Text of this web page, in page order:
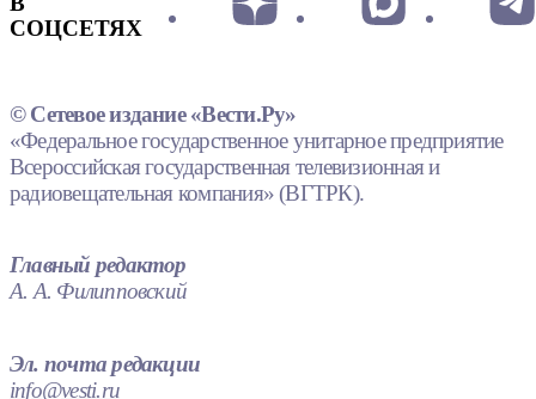
СОЦСЕТЯХ
© Сетевое издание «Вести.Ру»
«Федеральное государственное унитарное предприятие
Всероссийская государственная телевизионная и
радиовещательная компания» (ВГТРК).
Главный редактор
А. А. Филипповский
Эл. почта редакции
info@vesti.ru